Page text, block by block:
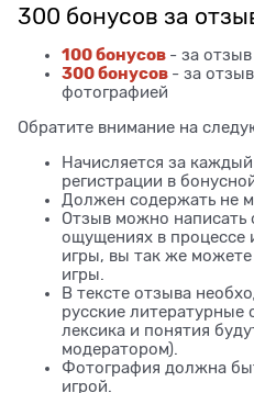
300 бонусов за
100 бонусов - за
300 бонусов - за
фотографией
Обратите внимание на
Начисляется за
регистрации в
Должен содержать не
Отзыв можно написать
ощущениях в процессе
игры, вы так же
игры.
В тексте отзыва
русские литературные
лексика и понятия
модератором).
Фотография должна
игрой.